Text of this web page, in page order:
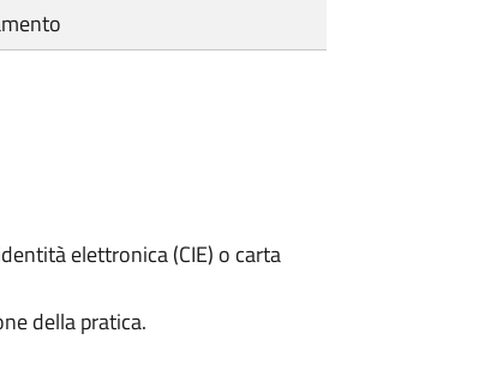
elettronica (CIE) o carta
della pratica.